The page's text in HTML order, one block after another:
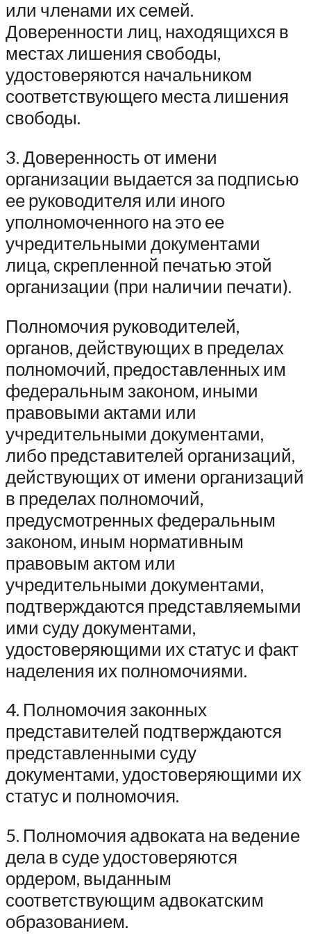
или членами их семей.
Доверенности лиц, находящихся в
местах лишения свободы,
удостоверяются начальником
соответствующего места лишения
свободы.
3. Доверенность от имени
организации выдается за подписью
ее руководителя или иного
уполномоченного на это ее
учредительными документами
лица, скрепленной печатью этой
организации (при наличии печати).
Полномочия руководителей,
органов, действующих в пределах
полномочий, предоставленных им
федеральным законом, иными
правовыми актами или
учредительными документами,
либо представителей организаций,
действующих от имени организаций
в пределах полномочий,
предусмотренных федеральным
законом, иным нормативным
правовым актом или
учредительными документами,
подтверждаются представляемыми
ими суду документами,
удостоверяющими их статус и факт
наделения их полномочиями.
4. Полномочия законных
представителей подтверждаются
представленными суду
документами, удостоверяющими их
статус и полномочия.
5. Полномочия адвоката на ведение
дела в суде удостоверяются
ордером, выданным
соответствующим адвокатским
образованием.